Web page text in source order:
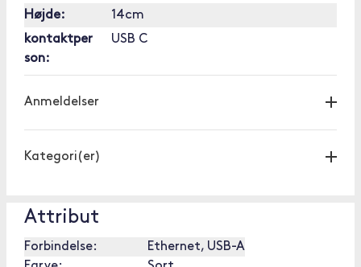
Højde:
14cm
kontaktper
son:
USB C
Anmeldelser
Kategori(er)
Attribut
Forbindelse:
Ethernet, USB-A